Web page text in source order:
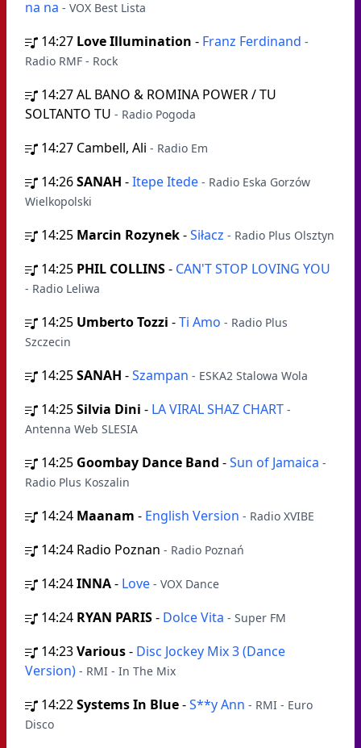
na na - VOX Best Lista
14:27 Love Illumination - Franz Ferdinand -
Radio RMF - Rock
14:27AL BANO & ROMINA POWER / TU
SOLTANTO TU - Radio Pogoda
14:27 Cambell, Ali - Radio Em
14:26SANAH -Itepe Itede - Radio Eska Gorzów
Wielkopolski
14:25 Marcin Rozynek-Siłacz - Radio Plus Olsztyn
14:25 PHIL COLLINS- CAN'T STOP LOVING YOU
- Radio Leliwa
14:25 Umberto Tozzi -Ti Amo - Radio Plus
Szczecin
14:25SANAH -Szampan - ESKA2 Stalowa Wola
14:25Silvia Dini - LA VIRAL SHAZ CHART -
Antenna Web SLESIA
14:25 Goombay Dance Band -Sun of Jamaica -
Radio Plus Koszalin
14:24 Maanam - English Version - Radio XVIBE
14:24 Radio Poznan - Radio Poznań
14:24INNA- Love - VOX Dance
14:24 RYAN PARIS- Dolce Vita - Super FM
14:23Various- Disc Jockey Mix 3 (Dance
Version) - RMI - In The Mix
14:22Systems In Blue-S**y Ann - RMI - Euro
Disco